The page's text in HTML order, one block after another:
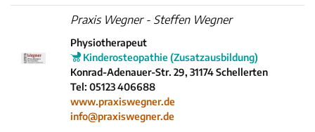
Praxis Wegner - Steffen Wegner
Physiotherapeut
Kinderosteopathie (Zusatzausbildung)
Konrad-Adenauer-Str. 29, 31174 Schellerten
Tel: 05123 406688
www.praxiswegner.de
info@praxiswegner.de